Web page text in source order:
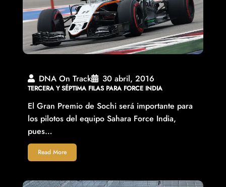
DNA On Track 30 abril, 2016
TERCERA Y SÉPTIMA FILAS PARA FORCE INDIA
El Gran Premio de Sochi será importante para
los pilotos del equipo Sahara Force India,
pues…
Read More